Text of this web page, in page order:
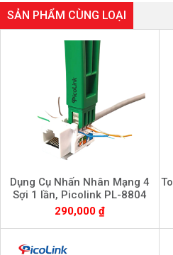
SẢN PHẨM CÙNG LOẠI
Dụng Cụ Nhấn Nhân Mạng 4
Sợi 1 lần, Picolink PL-8804
290,000 ₫